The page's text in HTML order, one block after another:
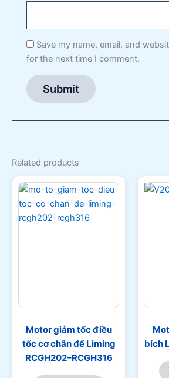
Save my name, email, and
for the next time I comment.
Related products
Motor giảm tốc điều
tốc cơ chân đế Liming
RCGH202–RCGH316
bích